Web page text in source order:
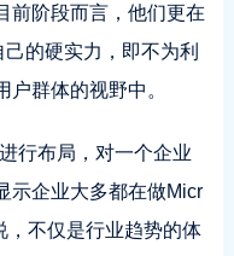
前阶段而言，他们更在
的硬实力，即不为利
群体的视野中。
行布局，对一个企业
示企业大多都在做Micr
，不仅是行业趋势的体